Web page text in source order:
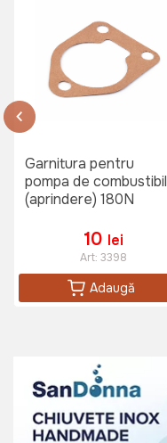
Garnitura pentru
pompa de combustibil
(aprindere) 180N
10 lei
Art: 3398
Adaugă